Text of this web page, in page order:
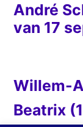
André
van 17
Willem-
Beatrix